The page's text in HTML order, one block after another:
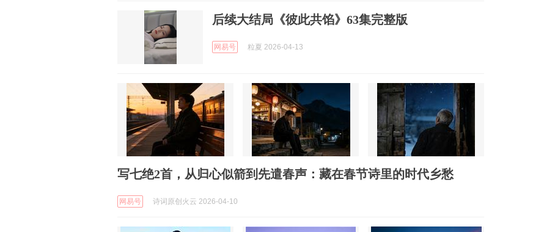
后续大结局《彼此共馅》63集完整版
网易号 粒夏 2026-04-13
写七绝2首，从归心似箭到先遣春声：藏在春节诗里的时代乡愁
网易号 诗词原创火云 2026-04-10